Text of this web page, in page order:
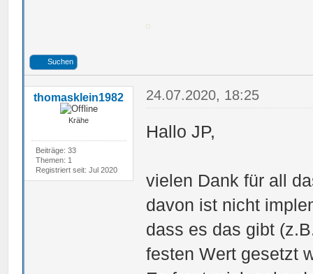
Suchen
thomasklein1982
Krähe
Beiträge: 33
Themen: 1
Registriert seit: Jul 2020
24.07.2020, 18:25
Hallo JP,
vielen Dank für all
davon ist nicht
dass es das gibt
festen Wert gesetzt